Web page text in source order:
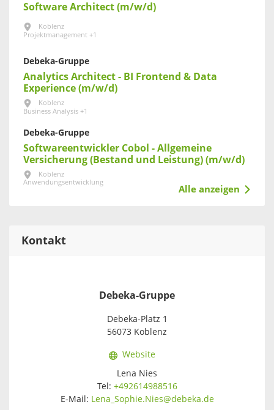
Software Architect (m/w/d)
Koblenz
Projektmanagement +1
Debeka-Gruppe
Analytics Architect - BI Frontend & Data
Experience (m/w/d)
Koblenz
Business Analysis +1
Debeka-Gruppe
Softwareentwickler Cobol - Allgemeine
Versicherung (Bestand und Leistung) (m/w/d)
Koblenz
Anwendungsentwicklung
Alle anzeigen
Kontakt
Debeka-Gruppe
Debeka-Platz 1
56073 Koblenz
Website
Lena Nies
Tel: +492614988516
E-Mail: Lena_Sophie.Nies@debeka.de